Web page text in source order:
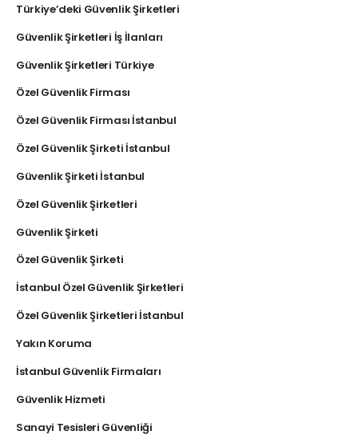
Türkiye’deki Güvenlik Şirketleri
Güvenlik Şirketleri İş İlanları
Güvenlik Şirketleri Türkiye
Özel Güvenlik Firması
Özel Güvenlik Firması İstanbul
Özel Güvenlik Şirketi İstanbul
Güvenlik Şirketi İstanbul
Özel Güvenlik Şirketleri
Güvenlik Şirketi
Özel Güvenlik Şirketi
İstanbul Özel Güvenlik Şirketleri
Özel Güvenlik Şirketleri İstanbul
Yakın Koruma
İstanbul Güvenlik Firmaları
Güvenlik Hizmeti
Sanayi Tesisleri Güvenliği